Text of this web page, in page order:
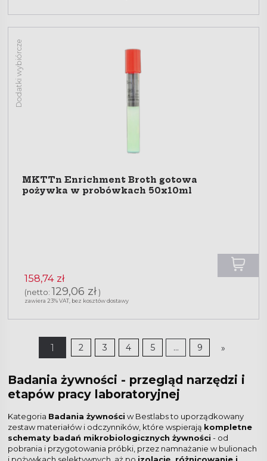
MKTTn Enrichment Broth gotowa
pożywka w probówkach 50x10ml
Dodatki wybiórcze
158,74 zł
(netto: 129,06 zł)
zawiera 23% VAT, bez kosztów dostawy
1 2 3 4 5 ... 9 »
Badania żywności - przegląd narzędzi i
etapów pracy laboratoryjnej
Kategoria Badania żywności w Bestlabs to uporządkowany
zestaw materiałów i odczynników, które wspierają kompletne
schematy badań mikrobiologicznych żywności - od
pobrania i przygotowania próbki, przez namnażanie w bulionach